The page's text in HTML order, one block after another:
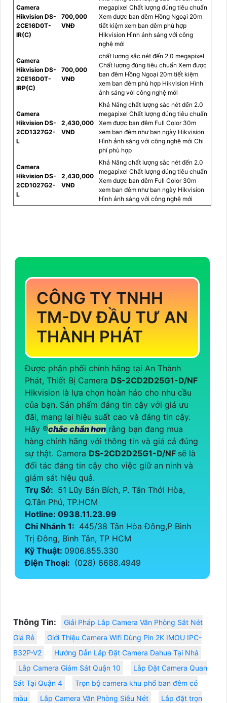
Camera
Hikvision DS-
2CE16D0T-
IR(C)
700,000
VNĐ
megapixel Chất lượng đúng tiêu chuẩn
Xem được ban đêm Hồng Ngoại 20m
tiết kiệm xem ban đêm phù hợp
Hikvision Hình ảnh sáng với công
nghệ mới
Camera
Hikvision DS-
2CE16D0T-
IRP(C)
700,000
VNĐ
chất lượng sắc nét đến 2.0 megapixel
Chất lượng đúng tiêu chuẩn Xem được
ban đêm Hồng Ngoại 20m tiết kiệm
xem ban đêm phù hợp Hikvision Hình
ảnh sáng với công nghệ mới
Camera
Hikvision DS-
2CD1327G2-
L
2,430,000
VNĐ
Khả Năng chất lượng sắc nét đến 2.0
megapixel Chất lượng đúng tiêu chuẩn
Xem được ban đêm Full Color 30m
xem ban đêm như ban ngày Hikvision
Hình ảnh sáng với công nghệ mới Chi
phí phù hợp
Camera
Hikvision DS-
2CD1027G2-
L
2,430,000
VNĐ
Khả Năng chất lượng sắc nét đến 2.0
megapixel Chất lượng đúng tiêu chuẩn
Xem được ban đêm Full Color 30m
xem ban đêm như ban ngày Hikvision
Hình ảnh sáng với công nghệ mới
CÔNG TY TNHH
TM-DV ĐẦU TƯ AN
THÀNH PHÁT
Được phân phối chính hãng tại An Thành
Phát, Thiết Bị Camera DS-2CD2D25G1-D/NF
Hikvision là lựa chọn hoàn hảo cho nhu cầu
của bạn. Sản phẩm đáng tin cậy với giá ưu
đãi, mang lại hiệu suất cao và đáng tin cậy.
Hãy ®️chắc chắn hơn rằng bạn đang mua
hàng chính hãng với thông tin và giá cả đúng
sự thật. Camera DS-2CD2D25G1-D/NF sẽ là
đối tác đáng tin cậy cho việc giữ an ninh và
giám sát hiệu quả.
Trụ Sở: 51 Lũy Bán Bích, P. Tân Thới Hòa,
Q.Tân Phú, TP.HCM
Hotline: 0938.11.23.99
Chi Nhánh 1: 445/38 Tân Hòa Đông,P Bình
Trị Đông, Bình Tân, TP HCM
Kỹ Thuật: 0906.855.330
Điện Thoại: (028) 6688.4949
Thông Tin:
Giải Pháp Lắp Camera Văn Phòng Sắt Nét
Giá Rẻ
Giới Thiệu Camera Wifi Dùng Pin 2K IMOU IPC-
B32P-V2
Hướng Dẫn Lắp Đặt Camera Dahua Tại Nhà
Lắp Camera Giám Sát Quận 10
Lắp Đặt Camera Quan
Sát Tại Quận 4
Trọn bộ camera khu phố ban đêm có
màu
Lắp Camera Văn Phòng Siêu Nét
Lắp đặt trọn